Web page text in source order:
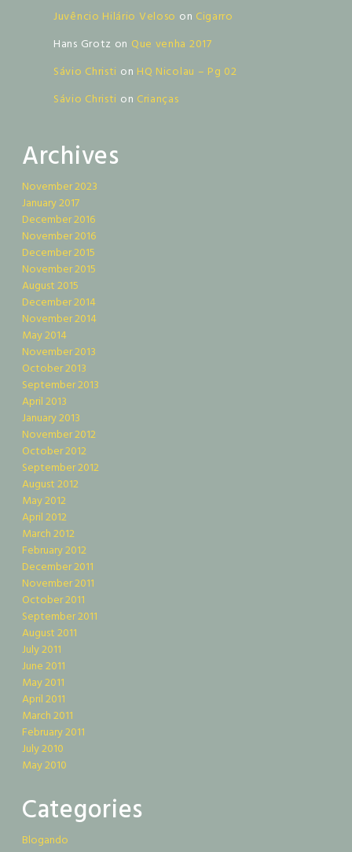
Juvêncio Hilário Veloso on Cigarro
Hans Grotz on Que venha 2017
Sávio Christi on HQ Nicolau – Pg 02
Sávio Christi on Crianças
Archives
November 2023
January 2017
December 2016
November 2016
December 2015
November 2015
August 2015
December 2014
November 2014
May 2014
November 2013
October 2013
September 2013
April 2013
January 2013
November 2012
October 2012
September 2012
August 2012
May 2012
April 2012
March 2012
February 2012
December 2011
November 2011
October 2011
September 2011
August 2011
July 2011
June 2011
May 2011
April 2011
March 2011
February 2011
July 2010
May 2010
Categories
Blogando